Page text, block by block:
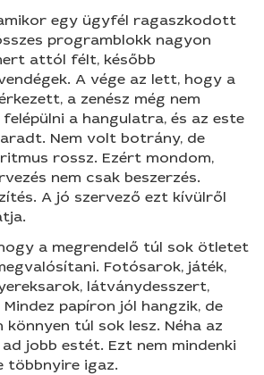
egy ügyfél ragaszkodott
programblokk nagyon
attól félt, később
A vége az lett, hogy a
a zenész még nem
a hangulatra, és az este
Nem volt botrány, de
rossz. Ezért mondom,
nem csak beszerzés.
A jó szervező ezt kívülről
a megrendelő túl sok ötletet
Fotósarok, játék,
látványdesszert,
papíron jól hangzik, de
túl sok lesz. Néha az
jobb estét. Ezt nem mindenki
többnyire igaz.